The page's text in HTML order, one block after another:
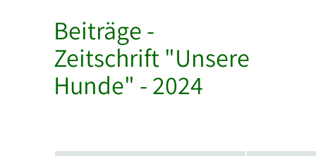
Beiträge -
Zeitschrift "Unsere
Hunde" - 2024